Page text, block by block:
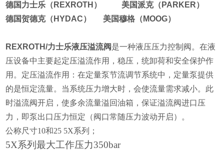
德国力士乐（REXROTH） 美国派克（PARKER）
德国贺德克（HYDAC） 美国穆格（MOOG）
REXROTH/力士乐液压溢流阀是一种液压压力控制阀。在液
压设备中主要起定压溢流作用，稳压，统卸荷和安全保护作
用。 定压溢流作用：在定量泵节流调节系统中，定量泵提供
的是恒定流量。当系统压力增大时，会使流量需求减小。此
时溢流阀开启，使多余流量溢回油箱，保证溢流阀进口压
力，即泵出口压力恒定（阀口常随压力波动开启）。
公称尺寸10和25 5X系列；
5X系列最大工作压力350bar